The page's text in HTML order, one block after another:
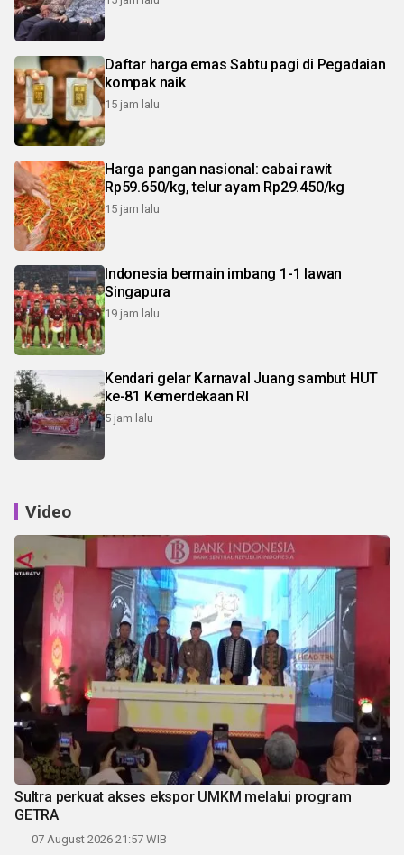
Daftar harga emas Sabtu pagi di Pegadaian
kompak naik
15 jam lalu
Harga pangan nasional: cabai rawit
Rp59.650/kg, telur ayam Rp29.450/kg
15 jam lalu
Indonesia bermain imbang 1-1 lawan
Singapura
19 jam lalu
Kendari gelar Karnaval Juang sambut HUT
ke-81 Kemerdekaan RI
5 jam lalu
Video
Sultra perkuat akses ekspor UMKM melalui program
GETRA
07 August 2026 21:57 WIB